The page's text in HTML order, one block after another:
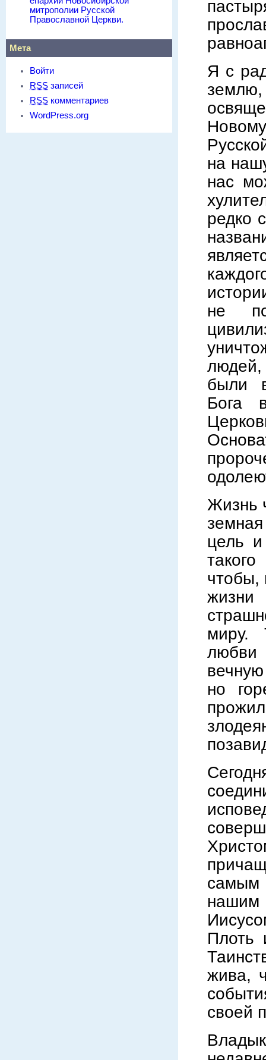
митрополии Русской
Православной Церкви.
Мета
Войти
RSS записей
RSS комментариев
WordPress.org
Я с
землю,
на
нас
редко
не
были
Бога
Жизнь
цель
чтобы,
жизни
миру.
любви
но
самым
нашим
Плоть
жива,
своей